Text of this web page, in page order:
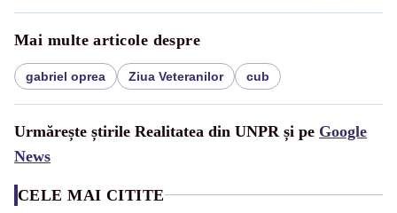
Mai multe articole despre
gabriel oprea Ziua Veteranilor cub
Urmărește știrile Realitatea din UNPR și pe Google
News
CELE MAI CITITE